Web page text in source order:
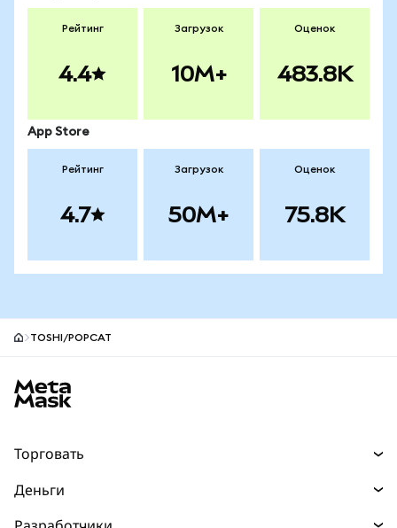
Рейтинг
4.4
Загрузок
10M+
Оценок
483.8K
App Store
Рейтинг
4.7
Загрузок
50M+
Оценок
75.8K
TOSHI/POPCAT
Торговать
Деньги